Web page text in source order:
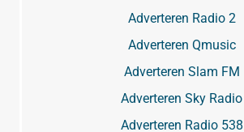
Adverteren Radio 2
Adverteren Qmusic
Adverteren Slam FM
Adverteren Sky Radio
Adverteren Radio 538